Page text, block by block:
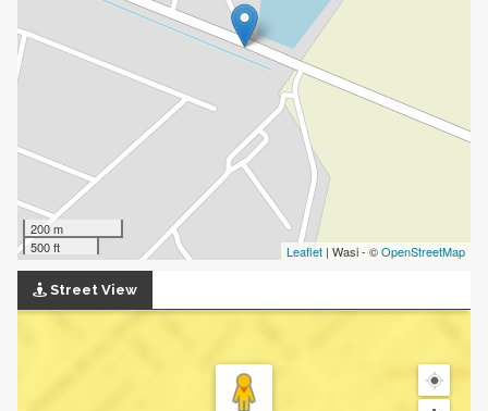
200 m
500 ft
Leaflet | Wasi - ©OpenStreetMap
Street View